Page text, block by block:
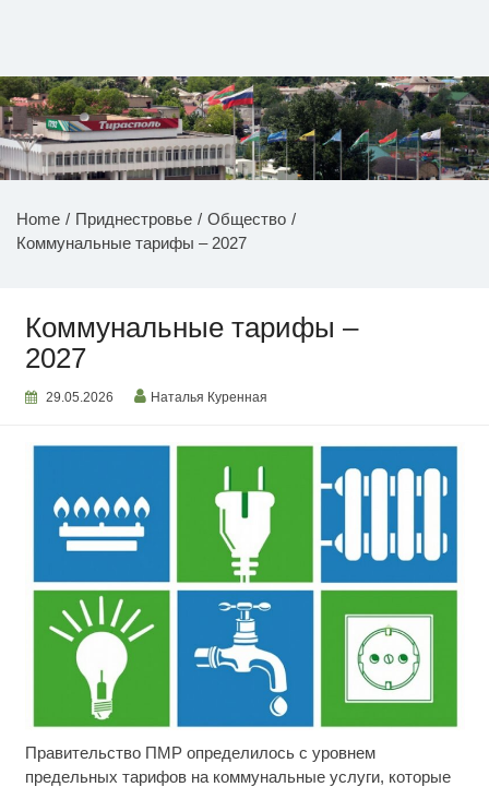
НОВОСТИ ПРИДНЕСТРОВЬЯ
Home Приднестровье
Общество
Коммунальные тарифы – 2027
Коммунальные тарифы –
2027
29.05.2026 Наталья Куренная
Правительство ПМР определилось с уровнем
предельных тарифов на коммунальные услуги, которые
Королева вагона отожгла! Видео не оставит
равнодушным